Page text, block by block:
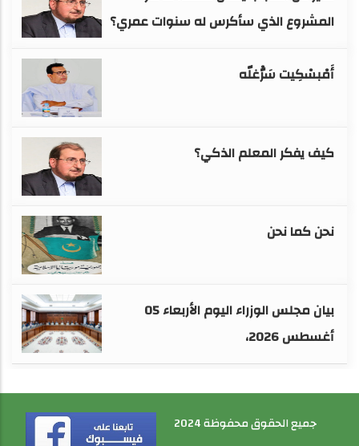
المشروع الذي سأكرس له سنوات عمري؟
أَمْبسْكِيت سَرّْغلّه
كيف يفكر المعلم الذكي؟
نحن كما نحن
بيان مجلس الوزراء اليوم الأربعاء 05
أغسطس 2026،
جميع الحقوق محفوظة 2024